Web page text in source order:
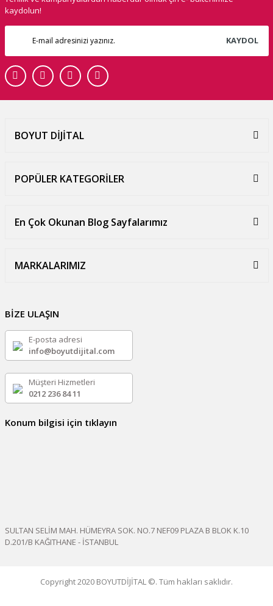
kaydolun!
KAYDOL
BOYUT DİJİTAL
POPÜLER KATEGORİLER
En Çok Okunan Blog Sayfalarımız
MARKALARIMIZ
BİZE ULAŞIN
E-posta adresi
info@boyutdijital.com
Müşteri Hizmetleri
0212 236 84 11
Konum bilgisi için tıklayın
SULTAN SELİM MAH. HÜMEYRA SOK. NO.7 NEF09 PLAZA B BLOK K.10
D.201/B KAĞITHANE - İSTANBUL
Copyright 2020 BOYUTDİJİTAL ©. Tüm hakları saklıdır.